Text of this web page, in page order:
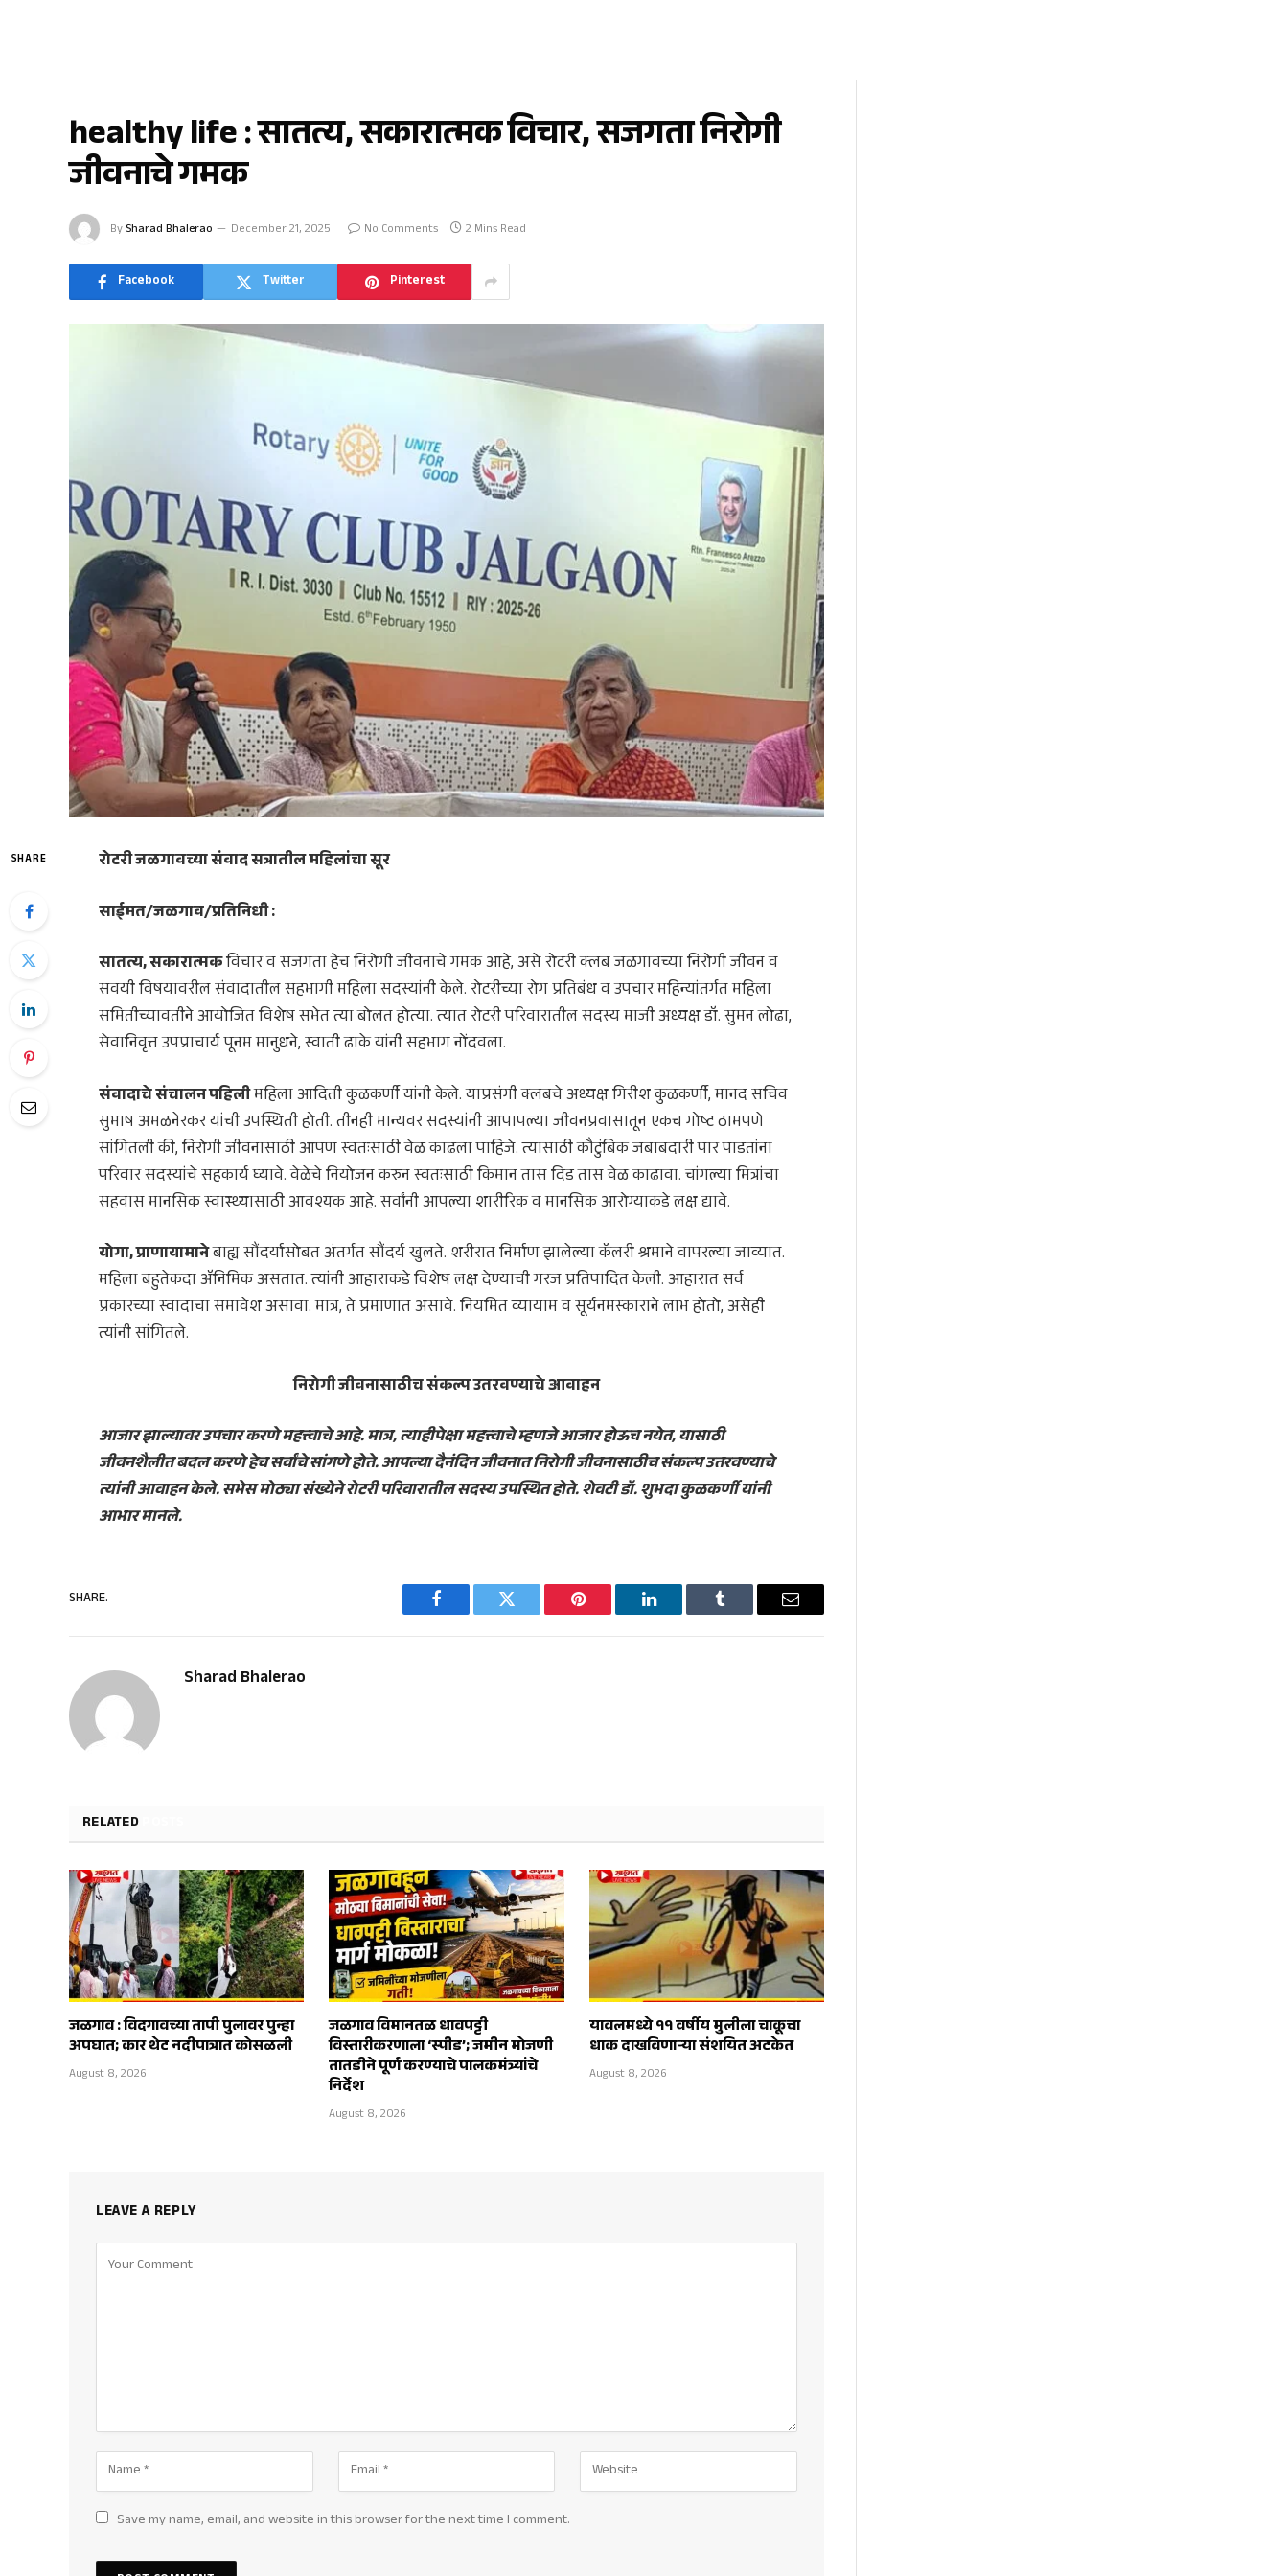
healthy life : सातत्य, सकारात्मक विचार, सजगता निरोगी
जीवनाचे गमक
By Sharad Bhalerao December 21, 2025 No Comments 2 Mins Read
Facebook Twitter Pinterest
SHARE
रोटरी जळगावच्या संवाद सत्रातील महिलांचा सूर
साईमत/जळगाव/प्रतिनिधी :
सातत्य, सकारात्मकविचार व सजगता हेच निरोगी जीवनाचे गमक आहे, असे रोटरी क्लब जळगावच्या निरोगी जीवन व
सवयी विषयावरील संवादातील सहभागी महिला सदस्यांनी केले. रोटरीच्या रोग प्रतिबंध व उपचार महिन्यांतर्गत महिला
समितीच्यावतीने आयोजित विशेष सभेत त्या बोलत होत्या. त्यात रोटरी परिवारातील सदस्य माजी अध्यक्ष डॉ. सुमन लोढा,
सेवानिवृत्त उपप्राचार्य पूनम मानुधने, स्वाती ढाके यांनी सहभाग नोंदवला.
संवादाचे संचालन पहिलीमहिला आदिती कुळकर्णी यांनी केले. याप्रसंगी क्लबचे अध्यक्ष गिरीश कुळकर्णी, मानद सचिव
सुभाष अमळनेरकर यांची उपस्थिती होती. तीनही मान्यवर सदस्यांनी आपापल्या जीवनप्रवासातून एकच गोष्ट ठामपणे
सांगितली की, निरोगी जीवनासाठी आपण स्वतःसाठी वेळ काढला पाहिजे. त्यासाठी कौटुंबिक जबाबदारी पार पाडतांना
परिवार सदस्यांचे सहकार्य घ्यावे. वेळेचे नियोजन करुन स्वतःसाठी किमान तास दिड तास वेळ काढावा. चांगल्या मित्रांचा
सहवास मानसिक स्वास्थ्यासाठी आवश्यक आहे. सर्वांनी आपल्या शारीरिक व मानसिक आरोग्याकडे लक्ष द्यावे.
योगा, प्राणायामानेबाह्य सौंदर्यासोबत अंतर्गत सौंदर्य खुलते. शरीरात निर्माण झालेल्या कॅलरी श्रमाने वापरल्या जाव्यात.
महिला बहुतेकदा ॲनिमिक असतात. त्यांनी आहाराकडे विशेष लक्ष देण्याची गरज प्रतिपादित केली. आहारात सर्व
प्रकारच्या स्वादाचा समावेश असावा. मात्र, ते प्रमाणात असावे. नियमित व्यायाम व सूर्यनमस्काराने लाभ होतो, असेही
त्यांनी सांगितले.
निरोगी जीवनासाठीच संकल्प उतरवण्याचे आवाहन
आजार झाल्यावर उपचार करणे महत्त्वाचे आहे. मात्र, त्याहीपेक्षा महत्त्वाचे म्हणजे आजार होऊच नयेत, यासाठी
जीवनशैलीत बदल करणे हेच सर्वांचे सांगणे होते. आपल्या दैनंदिन जीवनात निरोगी जीवनासाठीच संकल्प उतरवण्याचे
त्यांनी आवाहन केले. सभेस मोठ्या संख्येने रोटरी परिवारातील सदस्य उपस्थित होते. शेवटी डॉ. शुभदा कुळकर्णी यांनी
आभार मानले.
SHARE.
Facebook Twitter Pinterest LinkedIn Tumblr Email
Sharad Bhalerao
RELATED
जळगाव : विदगावच्या तापी पुलावर पुन्हा
अपघात; कार थेट नदीपात्रात कोसळली
August 8, 2026
जळगाव विमानतळ धावपट्टी
विस्तारीकरणाला ‘स्पीड’; जमीन मोजणी
तातडीने पूर्ण करण्याचे पालकमंत्र्यांचे
निर्देश
August 8, 2026
यावलमध्ये ११ वर्षीय मुलीला चाकूचा
धाक दाखविणाऱ्या संशयित अटकेत
August 8, 2026
LEAVE A REPLY
Save my name, email, and website in this browser for the next time I comment.